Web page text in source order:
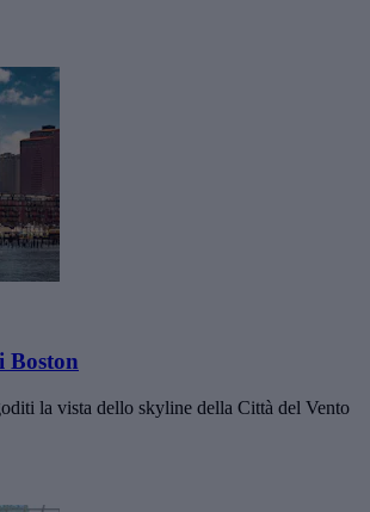
Boston
la vista dello skyline della Città del Vento